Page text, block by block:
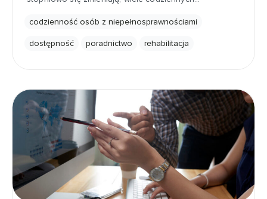
codzienność osób z niepełnosprawnościami
dostępność poradnictwo rehabilitacja